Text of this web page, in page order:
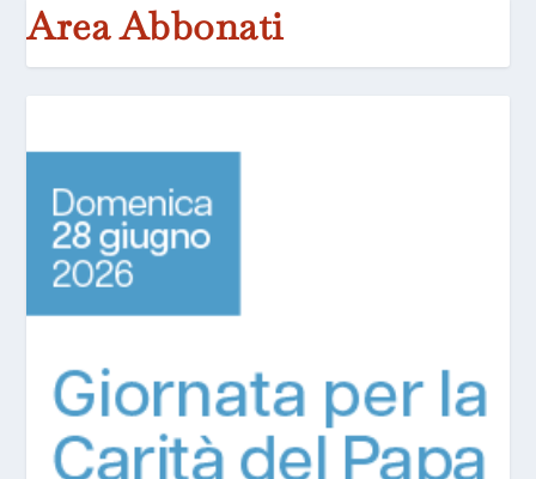
Area Abbonati